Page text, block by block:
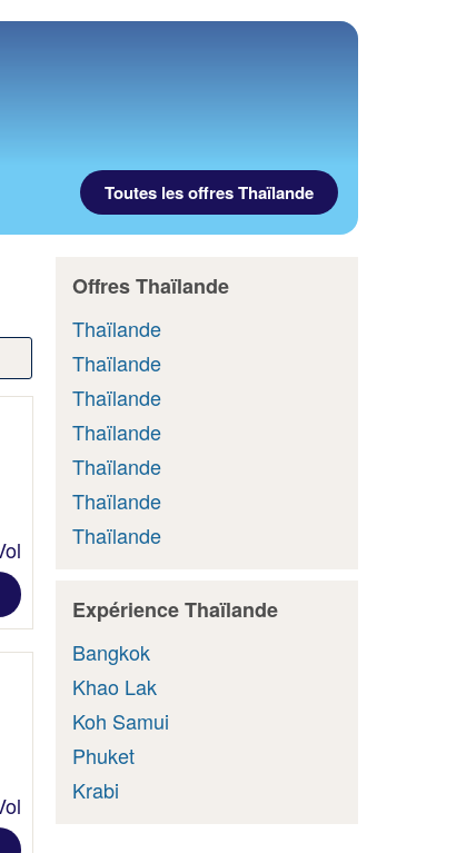
Toutes les offres Thaïlande
Offres Thaïlande
Thaïlande
Thaïlande
Thaïlande
Thaïlande
Thaïlande
Thaïlande
Thaïlande
Expérience Thaïlande
Bangkok
Khao Lak
Koh Samui
Phuket
Krabi